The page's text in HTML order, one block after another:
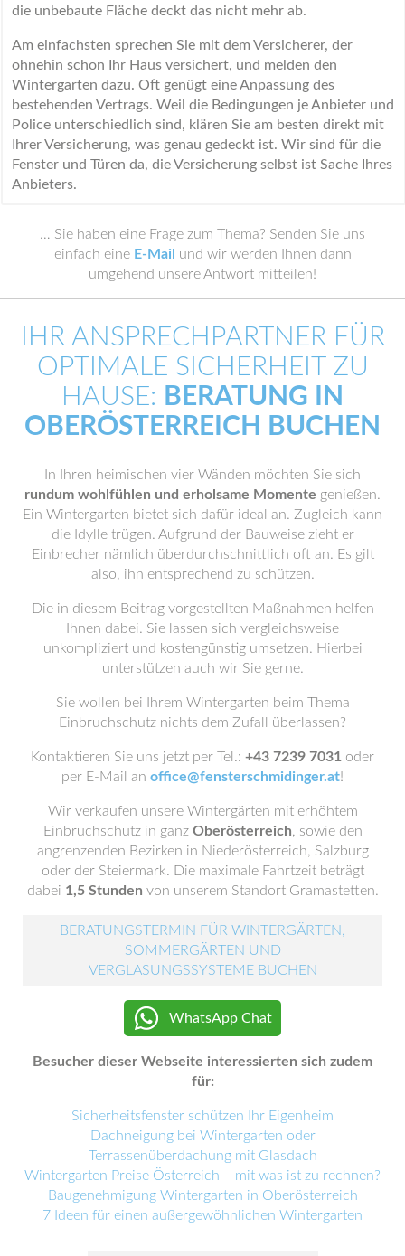
die unbebaute Fläche deckt das nicht mehr ab.
Am einfachsten sprechen Sie mit dem Versicherer, der
ohnehin schon Ihr Haus versichert, und melden den
Wintergarten dazu. Oft genügt eine Anpassung des
bestehenden Vertrags. Weil die Bedingungen je Anbieter und
Police unterschiedlich sind, klären Sie am besten direkt mit
Ihrer Versicherung, was genau gedeckt ist. Wir sind für die
Fenster und Türen da, die Versicherung selbst ist Sache Ihres
Anbieters.
… Sie haben eine Frage zum Thema? Senden Sie uns
einfach eine E-Mail
und wir werden Ihnen dann
umgehend unsere Antwort mitteilen!
IHR ANSPRECHPARTNER FÜR
OPTIMALE SICHERHEIT ZU
HAUSE: BERATUNG IN
OBERÖSTERREICH BUCHEN
In Ihren heimischen vier Wänden möchten Sie sich
rundum wohlfühlen und erholsame Momente genießen.
Ein Wintergarten bietet sich dafür ideal an. Zugleich kann
die Idylle trügen. Aufgrund der Bauweise zieht er
Einbrecher nämlich überdurchschnittlich oft an. Es gilt
also, ihn entsprechend zu schützen.
Die in diesem Beitrag vorgestellten Maßnahmen helfen
Ihnen dabei. Sie lassen sich vergleichsweise
unkompliziert und kostengünstig umsetzen. Hierbei
unterstützen auch wir Sie gerne.
Sie wollen bei Ihrem Wintergarten beim Thema
Einbruchschutz nichts dem Zufall überlassen?
Kontaktieren Sie uns jetzt per Tel.: +43 7239 7031 oder
per E-Mail an office@fensterschmidinger.at!
Wir verkaufen unsere Wintergärten mit erhöhtem
Einbruchschutz in ganz Oberösterreich, sowie den
angrenzenden Bezirken in Niederösterreich, Salzburg
oder der Steiermark. Die maximale Fahrtzeit beträgt
dabei 1,5 Stunden von unserem Standort Gramastetten.
BERATUNGSTERMIN FÜR WINTERGÄRTEN,
SOMMERGÄRTEN UND
VERGLASUNGSSYSTEME BUCHEN
WhatsApp Chat
Besucher dieser Webseite interessierten sich zudem
für:
Sicherheitsfenster schützen Ihr Eigenheim
Dachneigung bei Wintergarten oder
Terrassenüberdachung mit Glasdach
Wintergarten Preise Österreich – mit was ist zu rechnen?
Baugenehmigung Wintergarten in Oberösterreich
7 Ideen für einen außergewöhnlichen Wintergarten